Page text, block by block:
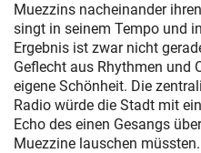
Muezzins nacheinander
singt in seinem Tempo und
Ergebnis ist zwar nicht
Geflecht aus Rhythmen und
eigene Schönheit. Die
Radio würde die Stadt mit
Echo des einen Gesangs
Muezzine lauschen müssten.